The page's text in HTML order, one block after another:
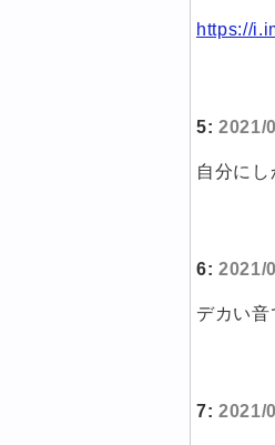
https://
5: 2021/
自分に
6: 2021/
デカい
7: 2021/